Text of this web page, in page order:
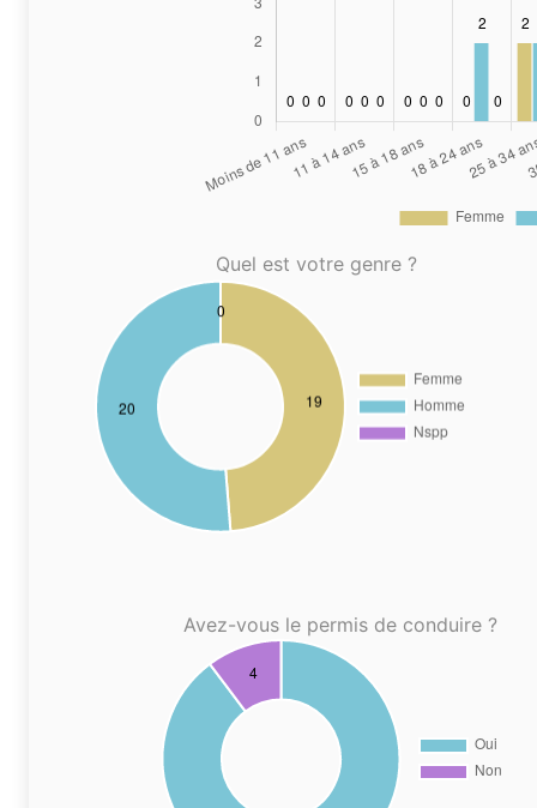
Quel est votre genre ?
Avez-vous le permis de conduire ?